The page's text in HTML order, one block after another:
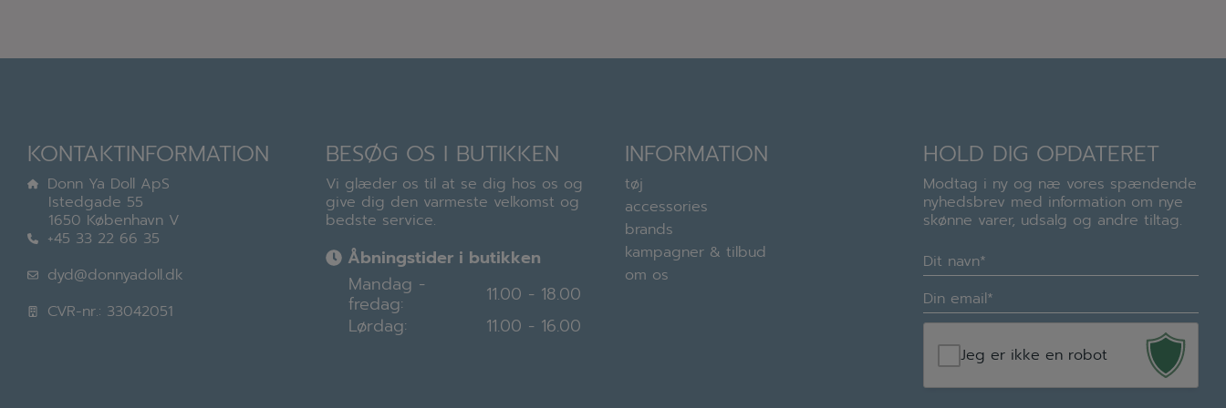
KONTAKTINFORMATION
Donn Ya Doll ApS
Istedgade 55
1650 København V
+45 33 22 66 35
dyd@donnyadoll.dk
CVR-nr.: 33042051
BESØG OS I BUTIKKEN
Vi glæder os til at se dig hos os og
give dig den varmeste velkomst og
bedste service.
Åbningstider i butikken
Mandag -
fredag:
11.00 - 18.00
Lørdag:
11.00 - 16.00
INFORMATION
tøj
accessories
brands
kampagner & tilbud
om os
HOLD DIG OPDATERET
Modtag i ny og næ vores spændende
nyhedsbrev med information om nye
skønne varer, udsalg og andre tiltag.
Navn
(Required)
E-
mail
Jeg er ikke en robot